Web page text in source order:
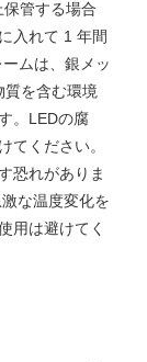
管する場合
入れて 1 年間
ムは、銀メッ
を含む環境
。LEDの腐
てください。
恐れがありま
な温度変化を
用は避けてく